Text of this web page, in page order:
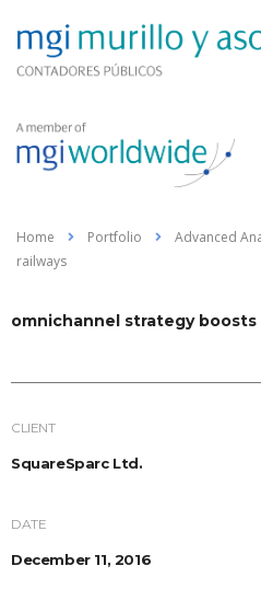
Home Portfolio Advanced
railways
omnichannel strategy
CLIENT
SquareSparc Ltd.
DATE
December 11, 2016